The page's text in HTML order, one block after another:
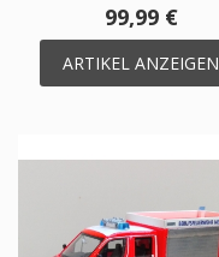
99,99 €
ARTIKEL ANZEIGEN